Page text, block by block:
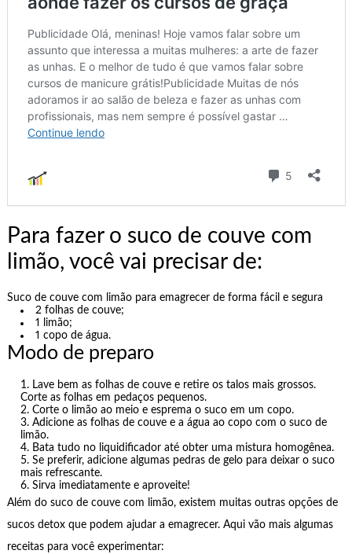
Para fazer o suco de couve com
limão, você vai precisar de:
Suco de couve com limão para emagrecer de forma fácil e segura
2 folhas de couve;
1 limão;
1 copo de água.
Modo de preparo
Lave bem as folhas de couve e retire os talos mais grossos.
Corte as folhas em pedaços pequenos.
Corte o limão ao meio e esprema o suco em um copo.
Adicione as folhas de couve e a água ao copo com o suco de
limão.
Bata tudo no liquidificador até obter uma mistura homogênea.
Se preferir, adicione algumas pedras de gelo para deixar o suco
mais refrescante.
Sirva imediatamente e aproveite!
Além do suco de couve com limão, existem muitas outras opções de
sucos detox que podem ajudar a emagrecer. Aqui vão mais algumas
receitas para você experimentar: